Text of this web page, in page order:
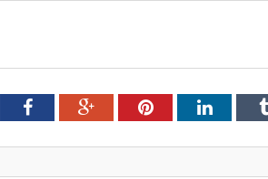
FacebookGoogle+Pinterest